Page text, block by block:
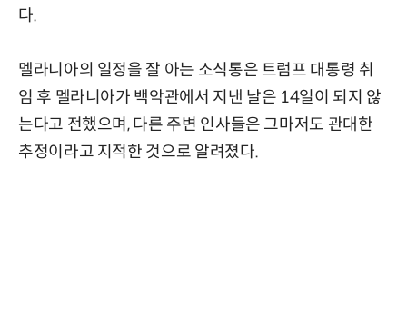
다.
멜라니아의 일정을 잘 아는 소식통은 트럼프 대통령 취
임 후 멜라니아가 백악관에서 지낸 날은 14일이 되지 않
는다고 전했으며, 다른 주변 인사들은 그마저도 관대한
추정이라고 지적한 것으로 알려졌다.